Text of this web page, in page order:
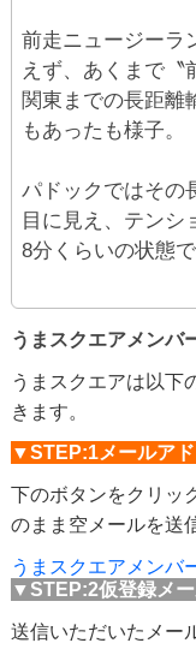
前走ニュージーラ
えず、あくまで〝
関東までの長距離
もあったも様子。
パドックではその
目に見え、テンシ
8分くらいの状態で
うまスクエアメンバ
うまスクエアは以下
きます。
▼STEP:1メールア
下のボタンをクリッ
のまま空メールを送
うまスクエアメンバ
▼STEP:2仮登録メ
送信いただいたメー